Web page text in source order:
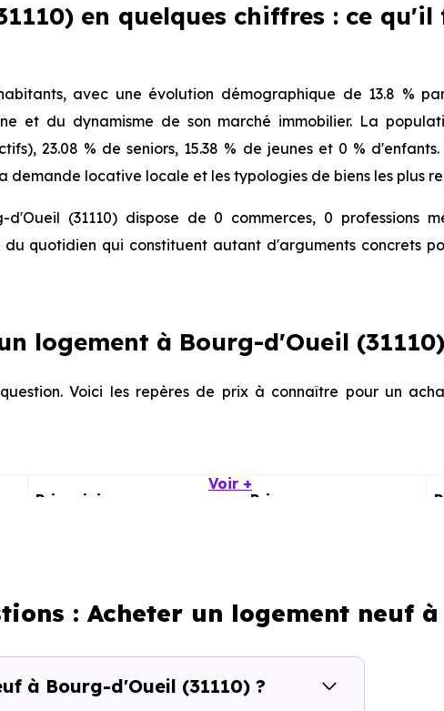
en quelques chiffres : ce
avec une évolution démographique de 13.8 %
et du dynamisme de son marché immobilier. La
23.08 % de seniors, 15.38 % de jeunes et 0 %
demande locative locale et les typologies de biens les plus
(31110) dispose de 0 commerces, 0 professions
du quotidien qui constituent autant d'arguments concrets
logement à Bourg-d'Oueil
Voici les repères de prix à connaître pour un
Prix minimum Prix moyen
dans la commune, la surface, les prestations
recherche vous permet d'explorer et de filtrer l'ensemble
Voir +
: Acheter un logement neuf
à Bourg-d'Oueil (31110) ?